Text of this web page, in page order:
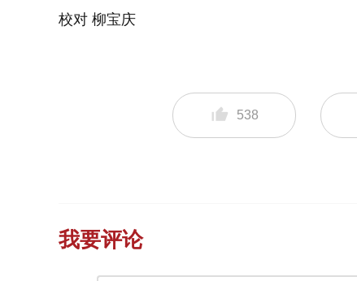
校对 柳宝庆
538
我要评论